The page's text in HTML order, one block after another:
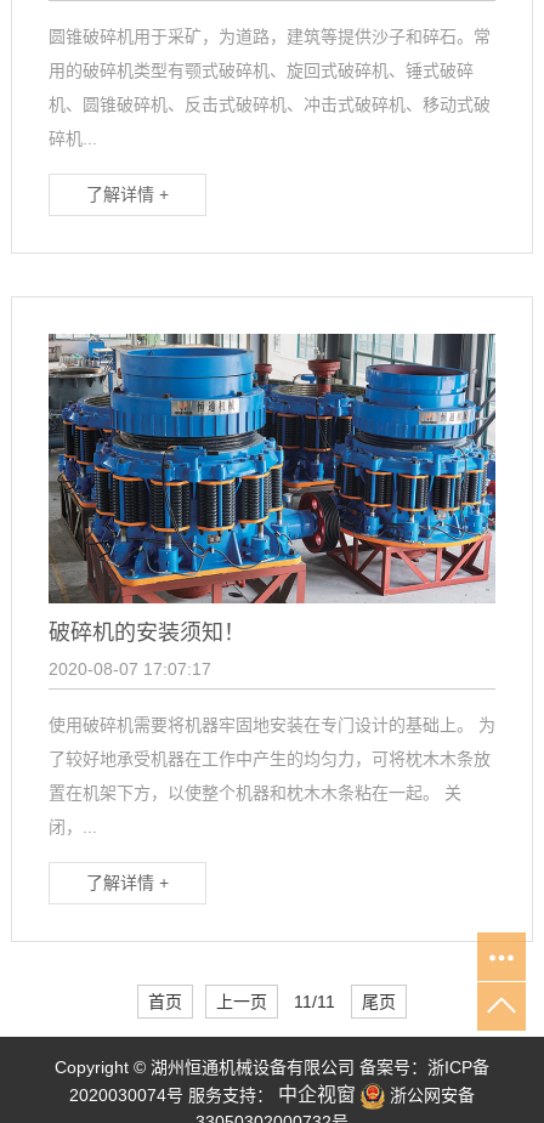
圆锥破碎机用于采矿，为道路，建筑等提供沙子和碎石。常
用的破碎机类型有颚式破碎机、旋回式破碎机、锤式破碎
机、圆锥破碎机、反击式破碎机、冲击式破碎机、移动式破
碎机...
了解详情 +
破碎机的安装须知！
2020-08-07 17:07:17
使用破碎机需要将机器牢固地安装在专门设计的基础上。 为
了较好地承受机器在工作中产生的均匀力，可将枕木木条放
置在机架下方，以使整个机器和枕木木条粘在一起。 关
闭，...
了解详情 +
首页 上一页 11/11 尾页
Copyright © 湖州恒通机械设备有限公司 备案号： 浙ICP备
2020030074号 服务支持： 中企视窗
浙公网安备